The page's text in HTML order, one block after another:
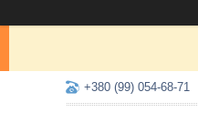
+380 (99) 054-68-71